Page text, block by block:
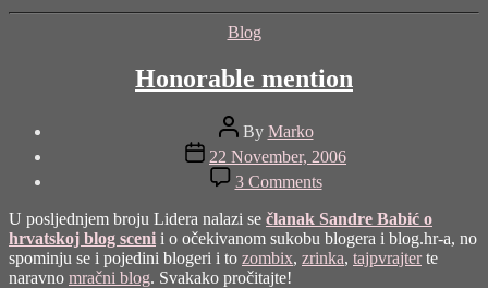
Categories
Blog
Honorable mention
Post
author
By Marko
Post
date
22 November, 2006
3 Commentson
Honorable
mention
U posljednjem broju Lidera nalazi se članak Sandre Babić o
hrvatskoj blog sceni i o očekivanom sukobu blogera i blog.hr-a, no
spominju se i pojedini blogeri i to zombix, zrinka, tajpvrajterte
naravno mračni blog. Svakako pročitajte!